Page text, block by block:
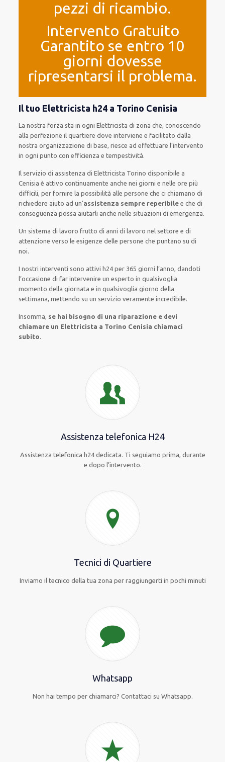
pezzi di ricambio.
Intervento Gratuito
Garantito se entro 10
giorni dovesse
ripresentarsi il problema.
Il tuo Elettricista h24 a Torino Cenisia
La nostra forza sta in ogni Elettricista di zona che, conoscendo
alla perfezione il quartiere dove interviene efacilitato dalla
nostra organizzazione di base, riesce ad effettuare l’intervento
in ogni punto con efficienza e tempestività.
Il servizio di assistenza di Elettricista Torinodisponibile a
Cenisia è attivo continuamente anchenei giorni e nelle ore più
difficili, perfornire la possibilità alle persone che ci chiamano di
richiedere aiuto ad un’assistenza sempre reperibile e chedi
conseguenza possa aiutarli anchenelle situazioni di emergenza.
Un sistema di lavoro frutto di anni di lavoro nel settore e di
attenzione verso le esigenzedelle persone che puntano su di
noi.
I nostri interventi sono attivi h24per 365 giorni l’anno, dandoti
l’occasione di farintervenire unesperto inqualsivoglia
momento della giornata e inqualsivoglia giorno della
settimana, mettendo su un servizioveramente incredibile.
Insomma, se hai bisogno di una riparazione e devi
chiamare un Elettricista a Torino Cenisia chiamaci
subito.
Assistenza telefonica H24
Assistenza telefonica h24 dedicata. Ti seguiamo prima, durante
e dopo l’intervento.
Tecnici di Quartiere
Inviamo il tecnico della tua zona per raggiungerti in pochi minuti
Whatsapp
Non hai tempo per chiamarci? Contattaci su Whatsapp.